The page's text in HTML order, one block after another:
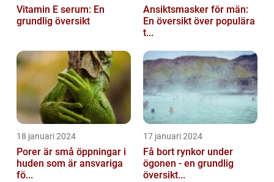
Vitamin E serum: En
grundlig översikt
Ansiktsmasker för män:
En översikt över populära
t...
18 januari 2024
Porer är små öppningar i
huden som är ansvariga
fö...
17 januari 2024
Få bort rynkor under
ögonen - en grundlig
översikt...